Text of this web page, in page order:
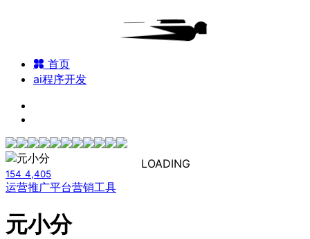
LOADING
首页
ai程序开发
154 4,405
运营推广平台营销工具
元小分